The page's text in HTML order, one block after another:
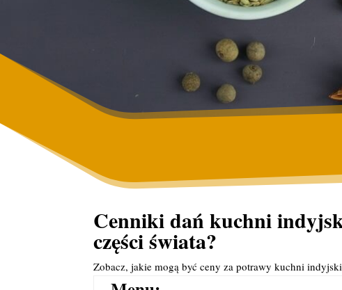
Cenniki dań kuchni
części świata?
Zobacz, jakie mogą być ceny za potrawy kuchni